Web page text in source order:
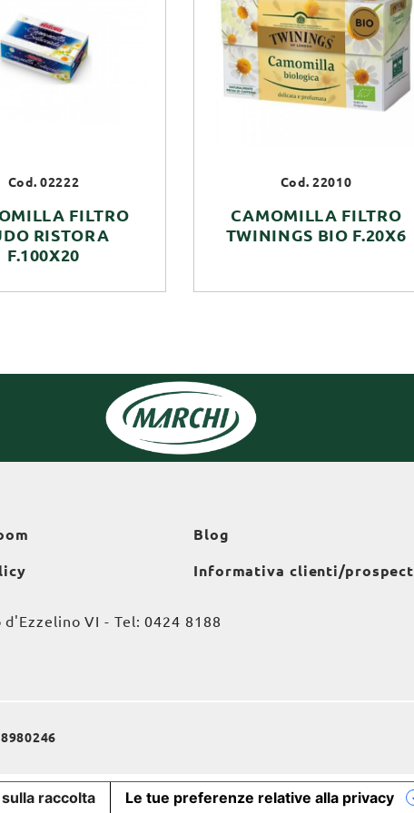
Cod. 02222
FILTRO
RISTORA
F.100X20
Cod. 22010
CAMOMILLA FILTRO
TWININGS BIO F.20X6
Blog
Informativa clienti/prospect
d'Ezzelino VI - Tel:0424 8188
raccolta Le tue preferenze relative alla privacy